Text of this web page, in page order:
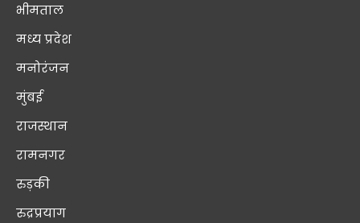
भीमताल
मध्य प्रदेश
मनोरंजन
मुंबई
राजस्थान
रामनगर
रुड़की
रुद्रप्रयाग